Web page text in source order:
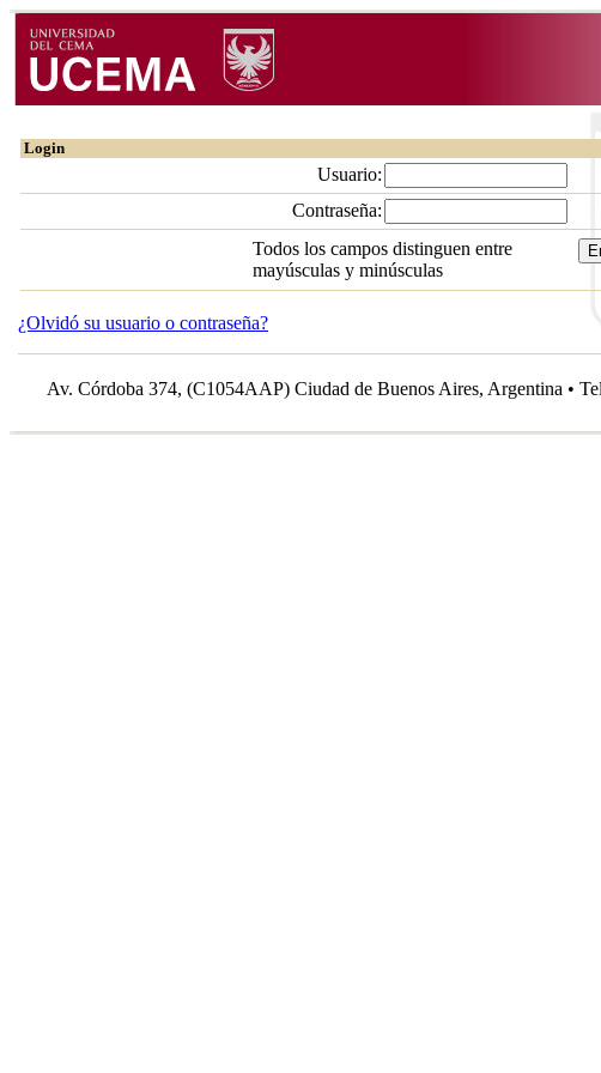
Login
Usuario:
Contraseña:
Todos los campos distinguen entre
mayúsculas y minúsculas
¿Olvidó su usuario o contraseña?
Av. Córdoba 374, (C1054AAP) Ciudad de Buenos Aires, Argentina •